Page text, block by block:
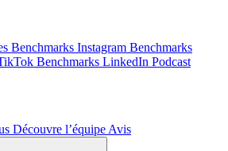
Benchmarks Instagram Benchmarks
Benchmarks LinkedIn Podcast
Découvre l’équipe Avis